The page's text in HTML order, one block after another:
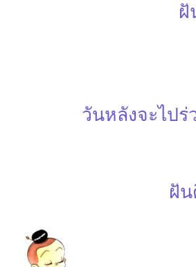
ฝั
วันหลังจะไป
ฝั